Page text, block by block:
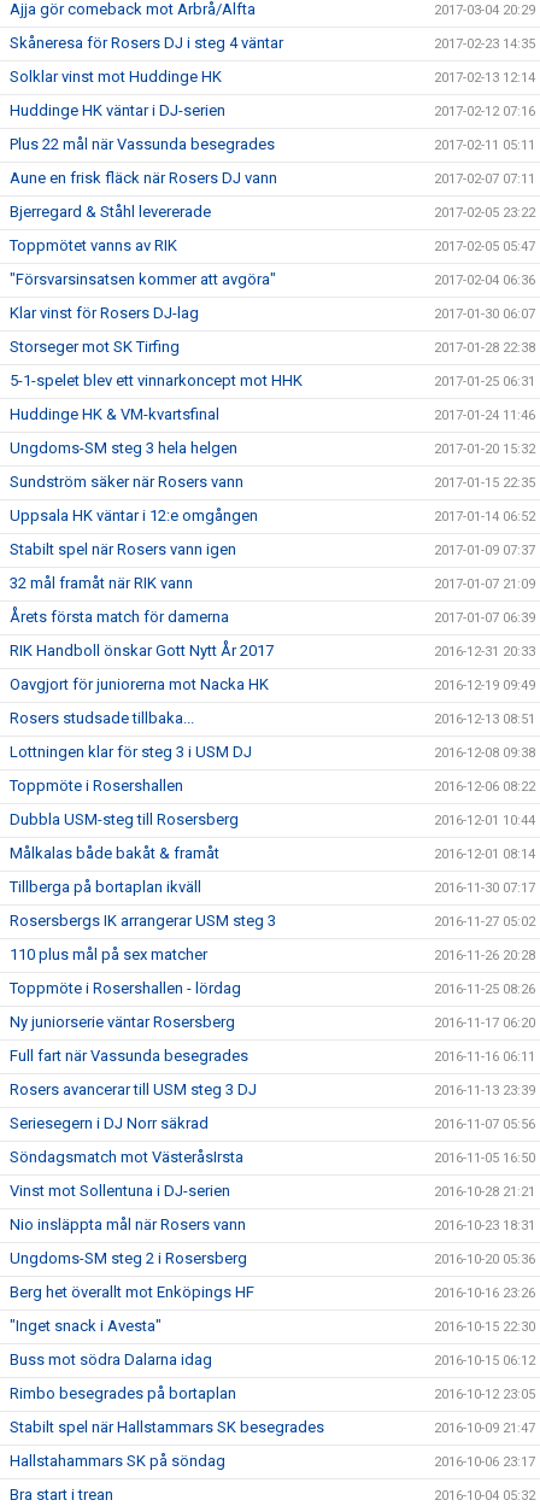
Ajja gör comeback mot Arbrå/Alfta 2017-03-04 20:29
Skåneresa för Rosers DJ i steg 4 väntar 2017-02-23 14:35
Solklar vinst mot Huddinge HK 2017-02-13 12:14
Huddinge HK väntar i DJ-serien 2017-02-12 07:16
Plus 22 mål när Vassunda besegrades 2017-02-11 05:11
Aune en frisk fläck när Rosers DJ vann 2017-02-07 07:11
Bjerregard & Ståhl levererade 2017-02-05 23:22
Toppmötet vanns av RIK 2017-02-05 05:47
"Försvarsinsatsen kommer att avgöra" 2017-02-04 06:36
Klar vinst för Rosers DJ-lag 2017-01-30 06:07
Storseger mot SK Tirfing 2017-01-28 22:38
5-1-spelet blev ett vinnarkoncept mot HHK 2017-01-25 06:31
Huddinge HK & VM-kvartsfinal 2017-01-24 11:46
Ungdoms-SM steg 3 hela helgen 2017-01-20 15:32
Sundström säker när Rosers vann 2017-01-15 22:35
Uppsala HK väntar i 12:e omgången 2017-01-14 06:52
Stabilt spel när Rosers vann igen 2017-01-09 07:37
32 mål framåt när RIK vann 2017-01-07 21:09
Årets första match för damerna 2017-01-07 06:39
RIK Handboll önskar Gott Nytt År 2017 2016-12-31 20:33
Oavgjort för juniorerna mot Nacka HK 2016-12-19 09:49
Rosers studsade tillbaka... 2016-12-13 08:51
Lottningen klar för steg 3 i USM DJ 2016-12-08 09:38
Toppmöte i Rosershallen 2016-12-06 08:22
Dubbla USM-steg till Rosersberg 2016-12-01 10:44
Målkalas både bakåt & framåt 2016-12-01 08:14
Tillberga på bortaplan ikväll 2016-11-30 07:17
Rosersbergs IK arrangerar USM steg 3 2016-11-27 05:02
110 plus mål på sex matcher 2016-11-26 20:28
Toppmöte i Rosershallen - lördag 2016-11-25 08:26
Ny juniorserie väntar Rosersberg 2016-11-17 06:20
Full fart när Vassunda besegrades 2016-11-16 06:11
Rosers avancerar till USM steg 3 DJ 2016-11-13 23:39
Seriesegern i DJ Norr säkrad 2016-11-07 05:56
Söndagsmatch mot VästeråsIrsta 2016-11-05 16:50
Vinst mot Sollentuna i DJ-serien 2016-10-28 21:21
Nio insläppta mål när Rosers vann 2016-10-23 18:31
Ungdoms-SM steg 2 i Rosersberg 2016-10-20 05:36
Berg het överallt mot Enköpings HF 2016-10-16 23:26
"Inget snack i Avesta" 2016-10-15 22:30
Buss mot södra Dalarna idag 2016-10-15 06:12
Rimbo besegrades på bortaplan 2016-10-12 23:05
Stabilt spel när Hallstammars SK besegrades 2016-10-09 21:47
Hallstahammars SK på söndag 2016-10-06 23:17
Bra start i trean 2016-10-04 05:32